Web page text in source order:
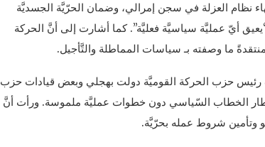
نظام العزلة في سجن إمرالي، وضمان الحرّيَّة الجسديَّة
“يعيق أيّ عمليَّة سياسيَّة فعليَّة”. كما أشارت إلى أنَّ الحركة
ما وصفته بـ سياسات المماطلة والتَّأجيل.
رئيس حزب الحركة القوميَّة دولت بهجلي وبعض قيادات حزب
إطار الخطاب السّياسي دون خطوات عمليَّة ملموسة. ورأت أنَّ
وتأمين شروط عمله بحرّيَّة.